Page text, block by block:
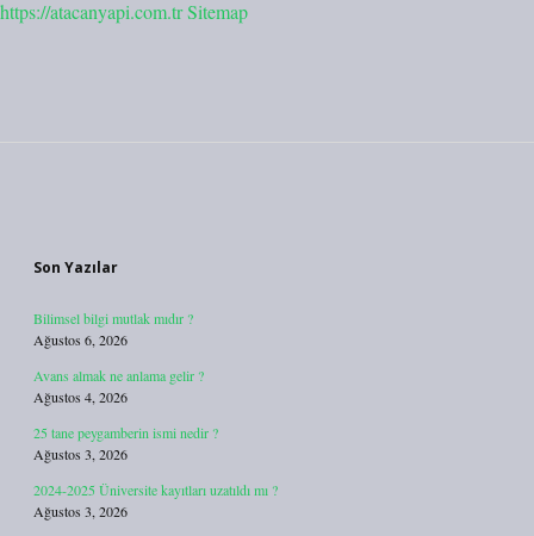
https://atacanyapi.com.trSitemap
Son Yazılar
Bilimsel bilgi mutlak mıdır ?
Ağustos 6, 2026
Avans almak ne anlama gelir ?
Ağustos 4, 2026
25 tane peygamberin ismi nedir ?
Ağustos 3, 2026
2024-2025 Üniversite kayıtları uzatıldı mı ?
Ağustos 3, 2026